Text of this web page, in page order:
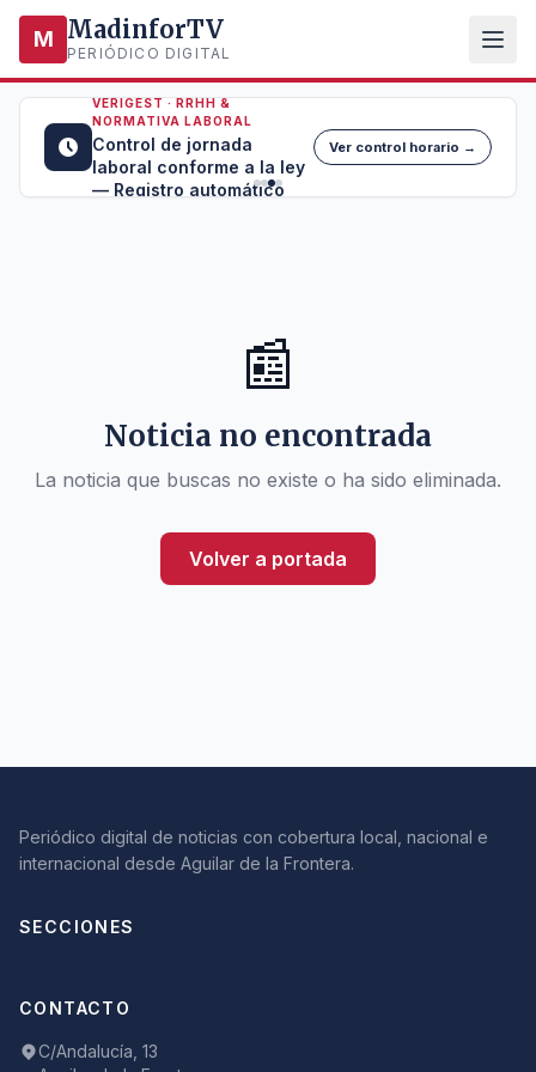
M MadinforTV
PERIÓDICO DIGITAL
VERIGEST · RRHH &
NORMATIVA LABORAL
Control de jornada
laboral conforme a la ley
— Registro automático
Ver control horario →
📰
Noticia no encontrada
La noticia que buscas no existe o ha sido eliminada.
Volver a portada
Periódico digital de noticias con cobertura local, nacional e
internacional desde Aguilar de la Frontera.
SECCIONES
CONTACTO
C/Andalucía, 13